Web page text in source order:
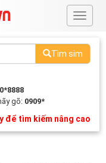
#
Tìm sim
gõ: 0909*
để tìm kiếm nâng cao